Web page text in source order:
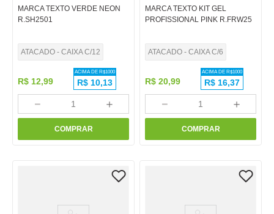
MARCA TEXTO VERDE NEON
R.SH2501
ATACADO - CAIXA C/12
R$ 12,99
ACIMA DE R$1000
R$ 10,13
＋
－
COMPRAR
MARCA TEXTO KIT GEL
PROFISSIONAL PINK R.FRW25
ATACADO - CAIXA C/6
R$ 20,99
ACIMA DE R$1000
R$ 16,37
＋
－
COMPRAR